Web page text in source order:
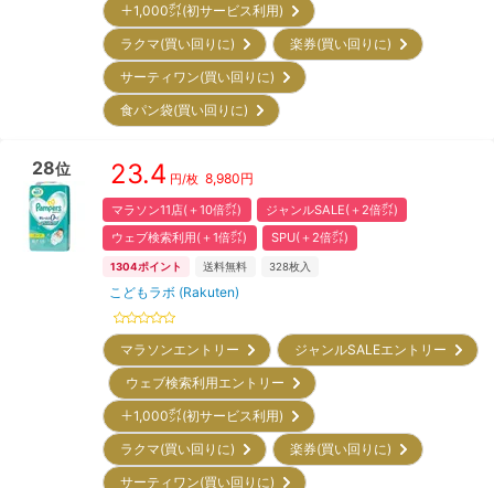
＋1,000㌽(初サービス利用)
ラクマ(買い回りに)
楽券(買い回りに)
サーティワン(買い回りに)
食パン袋(買い回りに)
28位 23.4 円/枚 8,980円
マラソン11店(＋10倍㌽)
ジャンルSALE(＋2倍㌽)
ウェブ検索利用(＋1倍㌽)
SPU(＋2倍㌽)
1304ポイント 送料無料 328枚入
こどもラボ (Rakuten)
マラソンエントリー
ジャンルSALEエントリー
ウェブ検索利用エントリー
＋1,000㌽(初サービス利用)
ラクマ(買い回りに)
楽券(買い回りに)
サーティワン(買い回りに)